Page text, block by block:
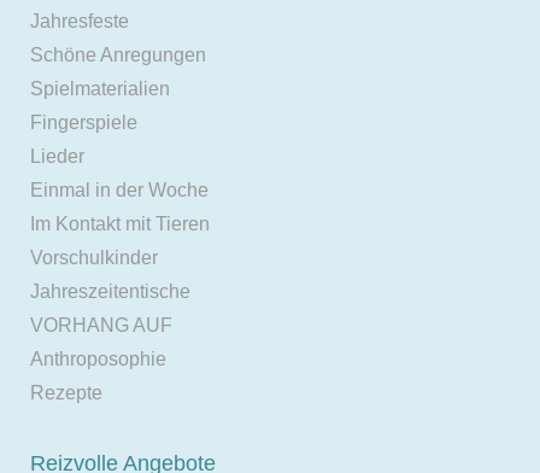
Jahresfeste
Schöne Anregungen
Spielmaterialien
Fingerspiele
Lieder
Einmal in der Woche
Im Kontakt mit Tieren
Vorschulkinder
Jahreszeitentische
VORHANG AUF
Anthroposophie
Rezepte
Reizvolle Angebote